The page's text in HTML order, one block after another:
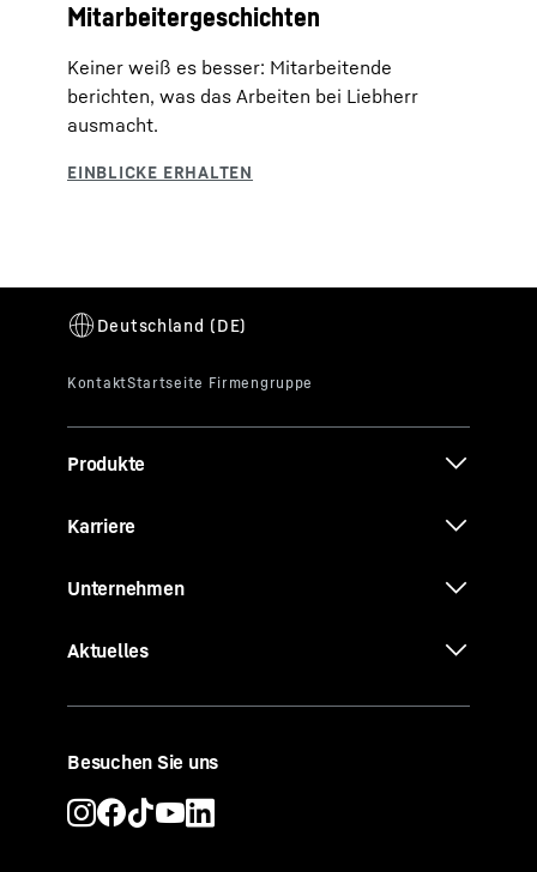
Mitarbeitergeschichten
Keiner weiß es besser: Mitarbeitende
berichten, was das Arbeiten bei Liebherr
ausmacht.
Produkte
Karriere
Unternehmen
Aktuelles
Besuchen Sie uns